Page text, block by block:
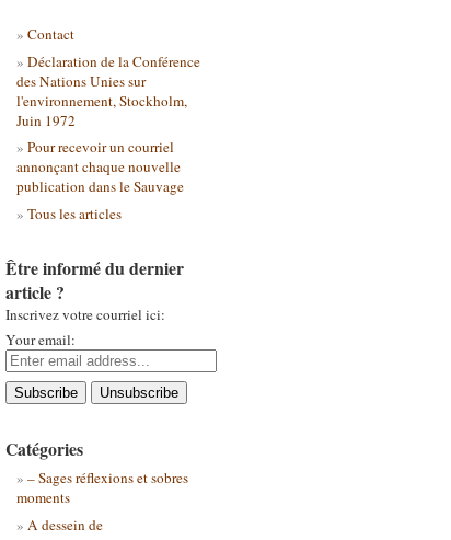
Contact
Déclaration de la Conférence
des Nations Unies sur
l'environnement, Stockholm,
Juin 1972
Pour recevoir un courriel
annonçant chaque nouvelle
publication dans le Sauvage
Tous les articles
Être informé du dernier
article ?
Inscrivez votre courriel ici:
Your email:
Catégories
– Sages réflexions et sobres
moments
A dessein de